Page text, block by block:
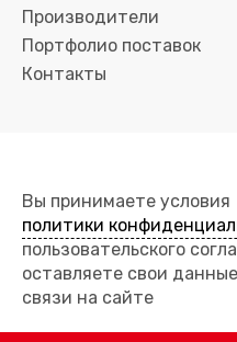
Производители
Портфолио поставок
Контакты
Вы принимаете условия
политики
пользовательского
оставляете свои
связи на сайте